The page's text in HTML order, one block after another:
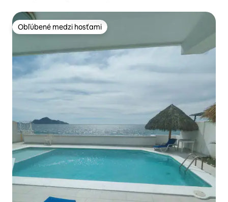
Obľúbené medzi hosťami
Obľúbené medzi hosťami